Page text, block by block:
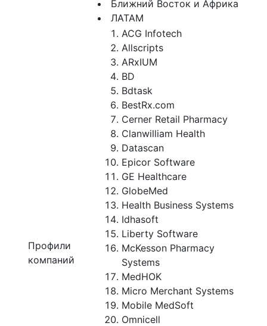
Ближний Восток и Африка
ЛАТАМ
Профили
компаний
ACG Infotech
Allscripts
ARxIUM
BD
Bdtask
BestRx.com
Cerner Retail Pharmacy
Clanwilliam Health
Datascan
Epicor Software
GE Healthcare
GlobeMed
Health Business Systems
Idhasoft
Liberty Software
McKesson Pharmacy
Systems
MedHOK
Micro Merchant Systems
Mobile MedSoft
Omnicell